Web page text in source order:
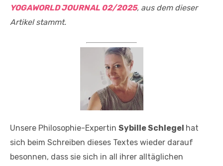
YOGAWORLD JOURNAL 02/2025, aus dem dieser
Artikel stammt.
Unsere Philosophie-Expertin Sybille Schlegel hat
sich beim Schreiben dieses Textes wieder darauf
besonnen, dass sie sich in all ihrer alltäglichen